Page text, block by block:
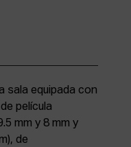
sala equipada con
película
mm y 8 mm y
de